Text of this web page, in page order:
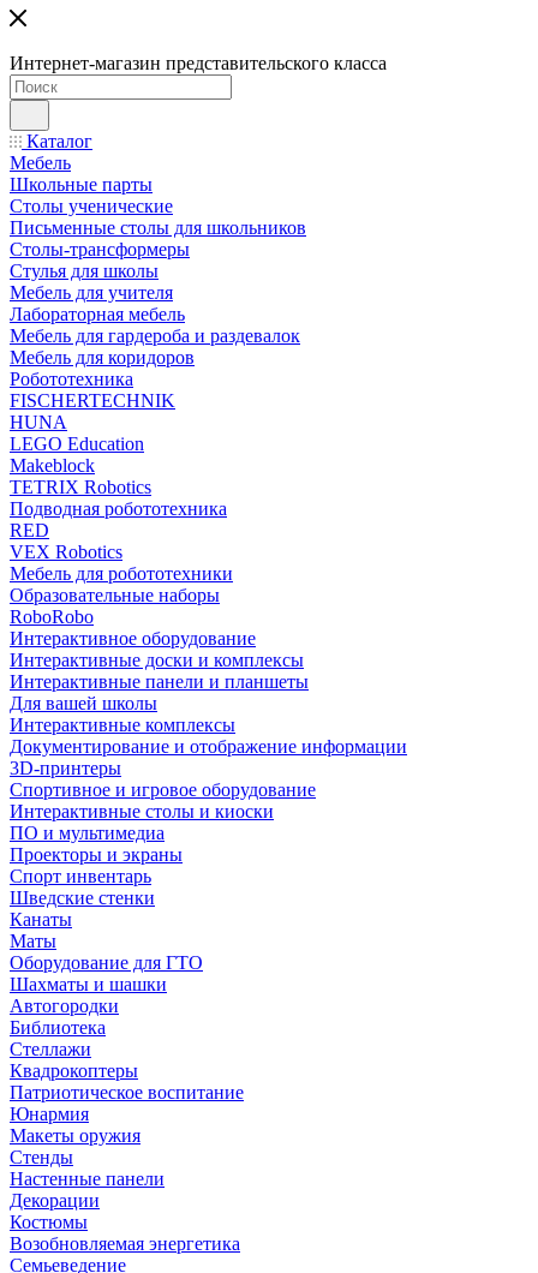
Интернет-магазин представительского класса
Каталог
Мебель
Школьные парты
Столы ученические
Письменные столы для школьников
Столы-трансформеры
Стулья для школы
Мебель для учителя
Лабораторная мебель
Мебель для гардероба и раздевалок
Мебель для коридоров
Робототехника
FISCHERTECHNIK
HUNA
LEGO Education
Makeblock
TETRIX Robotics
Подводная робототехника
RED
VEX Robotics
Мебель для робототехники
Образовательные наборы
RoboRobo
Интерактивное оборудование
Интерактивные доски и комплексы
Интерактивные панели и планшеты
Для вашей школы
Интерактивные комплексы
Документирование и отображение информации
3D-принтеры
Спортивное и игровое оборудование
Интерактивные столы и киоски
ПО и мультимедиа
Проекторы и экраны
Спорт инвентарь
Шведские стенки
Канаты
Маты
Оборудование для ГТО
Шахматы и шашки
Автогородки
Библиотека
Стеллажи
Квадрокоптеры
Патриотическое воспитание
Юнармия
Макеты оружия
Стенды
Настенные панели
Декорации
Костюмы
Возобновляемая энергетика
Семьеведение